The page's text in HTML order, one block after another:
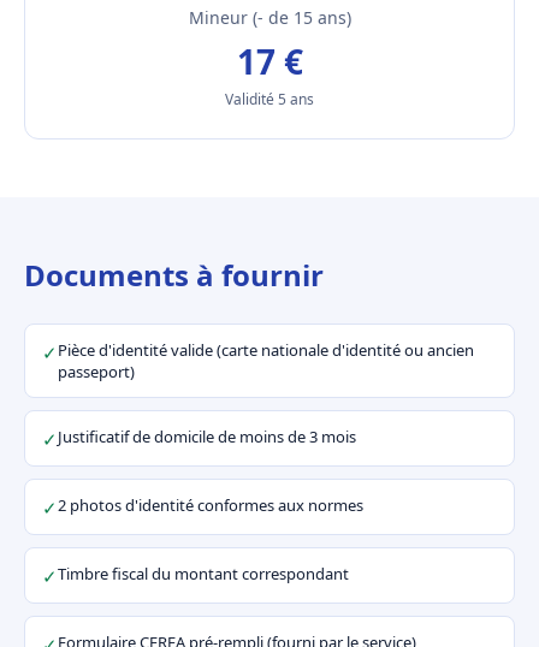
Mineur (- de 15 ans)
17 €
Validité 5 ans
Documents à fournir
✓ Pièce d'identité valide (carte nationale d'identité ou ancien
passeport)
✓Justificatif de domicile de moins de 3 mois
✓2 photos d'identité conformes aux normes
✓Timbre fiscal du montant correspondant
Formulaire CERFA pré-rempli (fourni par le service)